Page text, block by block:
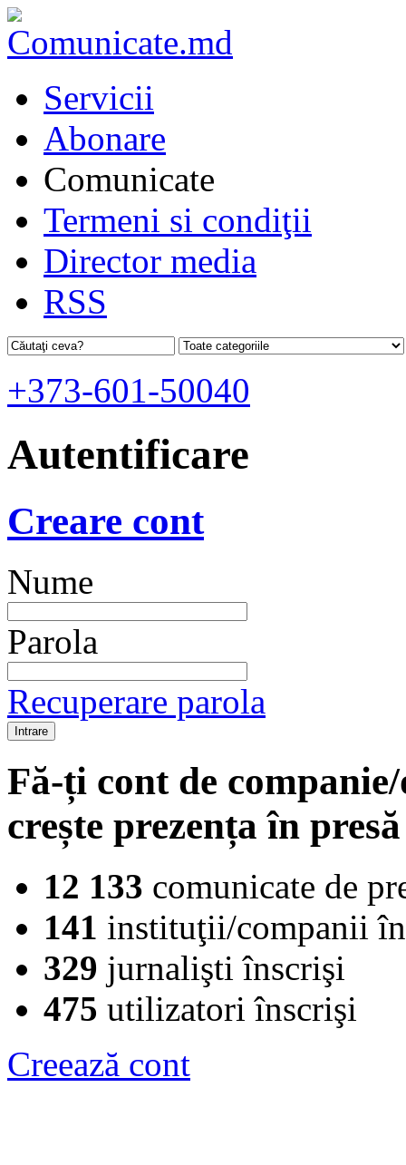
Servicii
Abonare
Comunicate
Termeni si condiţii
Director media
RSS
+373-601-50040
Autentificare
Creare cont
Nume
Parola
Recuperare parola
Fă-ți cont de
crește prezența în
12 133 comunicate de
141 instituţii/companii
329 jurnalişti înscrişi
475 utilizatori înscrişi
Creează cont